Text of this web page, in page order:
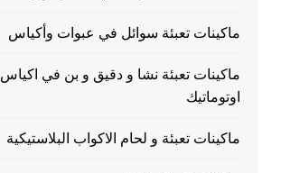
ماكينات تعبئة سوائل في عبوات وأكياس
ماكينات تعبئة نشا و دقيق و بن في اكياس
اوتوماتيك
ماكينات تعبئة و لحام الاكواب البلاستيكية